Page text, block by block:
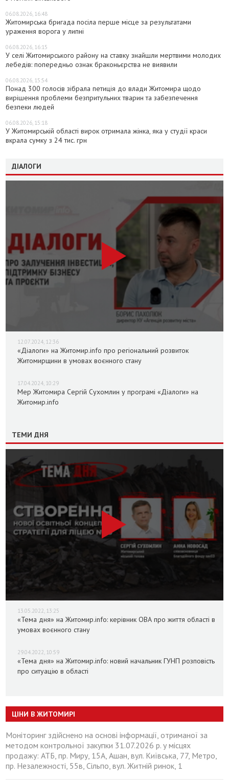
06.08.2026, 16:48
Житомирська бригада посіла перше місце за результатами
ураження ворога у липні
06.08.2026, 16:15
У селі Житомирського району на ставку знайшли мертвими молодих
лебедів: попередньо ознак браконьєрства не виявили
06.08.2026, 15:54
Понад 300 голосів зібрала петиція до влади Житомира щодо
вирішення проблеми безпритульних тварин та забезпечення
безпеки людей
06.08.2026, 15:18
У Житомирській області вирок отримала жінка, яка у студії краси
вкрала сумку з 24 тис. грн
ДІАЛОГИ
12.07.2024, 12:36
«Діалоги» на Житомир.info про регіональний розвиток
Житомирщини в умовах воєнного стану
17.04.2024, 10:29
Мер Житомира Сергій Сухомлин у програмі «Діалоги» на
Житомир.info
ТЕМИ ДНЯ
13.05.2022, 13:25
«Тема дня» на Житомир.info: керівник ОВА про життя області в
умовах воєнного стану
29.04.2022, 10:59
«Тема дня» на Житомир.info: новий начальник ГУНП розповість
про ситуацію в області
ЦІНИ В ЖИТОМИРІ
Моніторинг здійснено на основі інформації, отриманої за
методом контрольної закупки 31.07.2026 р. у місцях
продажу: АТБ, пр. Миру, 15А, Ашан, вул. Київська, 77, Метро,
пр. Незалежності, 55в, Сільпо, вул. Житній ринок, 1